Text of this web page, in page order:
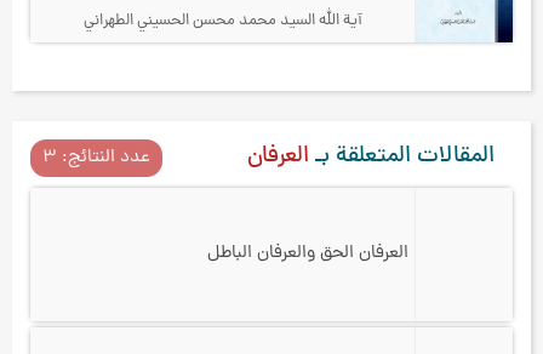
آية الله السيد محمد محسن الحسيني الطهراني
المقالات المتعلقة بـالعرفان عدد النتائج: ۳
العرفان الحق والعرفان الباطل